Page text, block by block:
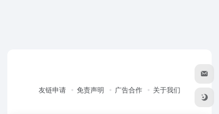
友链申请 免责声明 广告合作 关于我们